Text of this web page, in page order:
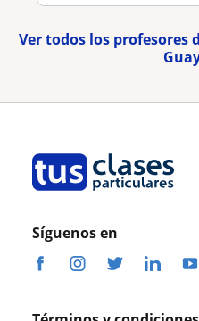
Ver todos los profesores
Síguenos en